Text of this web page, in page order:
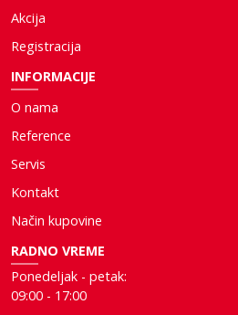
Akcija
Registracija
INFORMACIJE
O nama
Reference
Servis
Kontakt
Način kupovine
RADNO VREME
Ponedeljak - petak:
09:00 - 17:00